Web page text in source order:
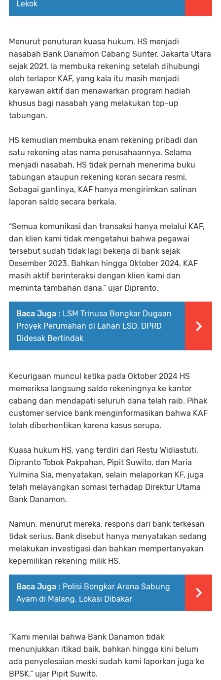
Lekok
Menurut penuturan kuasa hukum, HS menjadi
nasabah Bank Danamon Cabang Sunter, Jakarta Utara
sejak 2021. Ia membuka rekening setelah dihubungi
oleh terlapor KAF, yang kala itu masih menjadi
karyawan aktif dan menawarkan program hadiah
khusus bagi nasabah yang melakukan top-up
tabungan.
HS kemudian membuka enam rekening pribadi dan
satu rekening atas nama perusahaannya. Selama
menjadi nasabah, HS tidak pernah menerima buku
tabungan ataupun rekening koran secara resmi.
Sebagai gantinya, KAF hanya mengirimkan salinan
laporan saldo secara berkala.
“Semua komunikasi dan transaksi hanya melalui KAF,
dan klien kami tidak mengetahui bahwa pegawai
tersebut sudah tidak lagi bekerja di bank sejak
Desember 2023. Bahkan hingga Oktober 2024, KAF
masih aktif berinteraksi dengan klien kami dan
meminta tambahan dana,” ujar Dipranto.
Baca Juga : ‎LSM Trinusa Bongkar Dugaan
Proyek Perumahan di Lahan LSD, DPRD
Didesak Bertindak
Kecurigaan muncul ketika pada Oktober 2024 HS
memeriksa langsung saldo rekeningnya ke kantor
cabang dan mendapati seluruh dana telah raib. Pihak
customer service bank menginformasikan bahwa KAF
telah diberhentikan karena kasus serupa.
Kuasa hukum HS, yang terdiri dari Restu Widiastuti,
Dipranto Tobok Pakpahan, Pipit Suwito, dan Maria
Yulmina Sia, menyatakan, selain melaporkan KF, juga
telah melayangkan somasi terhadap Direktur Utama
Bank Danamon.
Namun, menurut mereka, respons dari bank terkesan
tidak serius. Bank disebut hanya menyatakan sedang
melakukan investigasi dan bahkan mempertanyakan
kepemilikan rekening milik HS.
Baca Juga : Polisi Bongkar Arena Sabung
Ayam di Malang, Lokasi Dibakar
“Kami menilai bahwa Bank Danamon tidak
menunjukkan itikad baik, bahkan hingga kini belum
ada penyelesaian meski sudah kami laporkan juga ke
BPSK,” ujar Pipit Suwito.